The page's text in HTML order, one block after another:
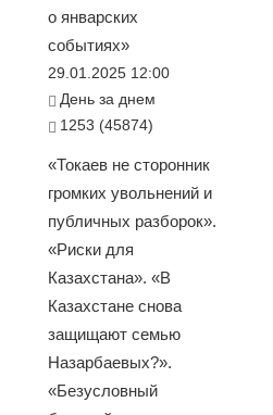
о январских
событиях»
29.01.2025 12:00
День за днем
1253 (45874)
«Токаев не сторонник
громких увольнений и
публичных разборок».
«Риски для
Казахстана». «В
Казахстане снова
защищают семью
Назарбаевых?».
«Безусловный